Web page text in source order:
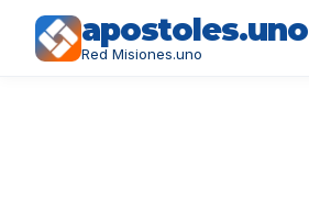
apostoles.uno
Red Misiones.uno